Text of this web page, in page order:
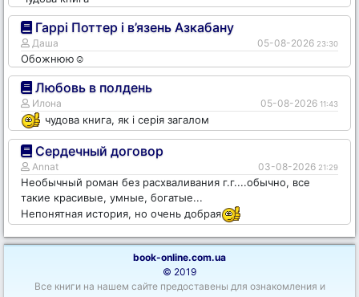
Гаррі Поттер і в’язень Азкабану
Даша 05-08-2026 23:30
Обожнюю☺️
Любовь в полдень
Илона 05-08-2026 11:43
чудова книга, як і серія загалом
Сердечный договор
Annat 03-08-2026 21:29
Необычный роман без расхваливания г.г....обычно, все
такие красивые, умные, богатые...
Непонятная история, но очень добрая
book-online.com.ua
© 2019
Все книги на нашем сайте предоставены для ознакомления и